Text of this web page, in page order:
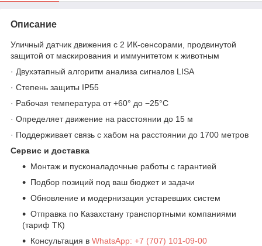
Описание
Уличный датчик движения с 2 ИК-сенсорами, продвинутой
защитой от маскирования и иммунитетом к животным
· Двухэтапный алгоритм анализа сигналов LISA
· Степень защиты IP55
· Рабочая температура от +60° до −25°С
· Определяет движение на расстоянии до 15 м
· Поддерживает связь с хабом на расстоянии до 1700 метров
Сервис и доставка
Монтаж и пусконаладочные работы с гарантией
Подбор позиций под ваш бюджет и задачи
Обновление и модернизация устаревших систем
Отправка по Казахстану транспортными компаниями
(тариф ТК)
Консультация в WhatsApp: +7 (707) 101-09-00